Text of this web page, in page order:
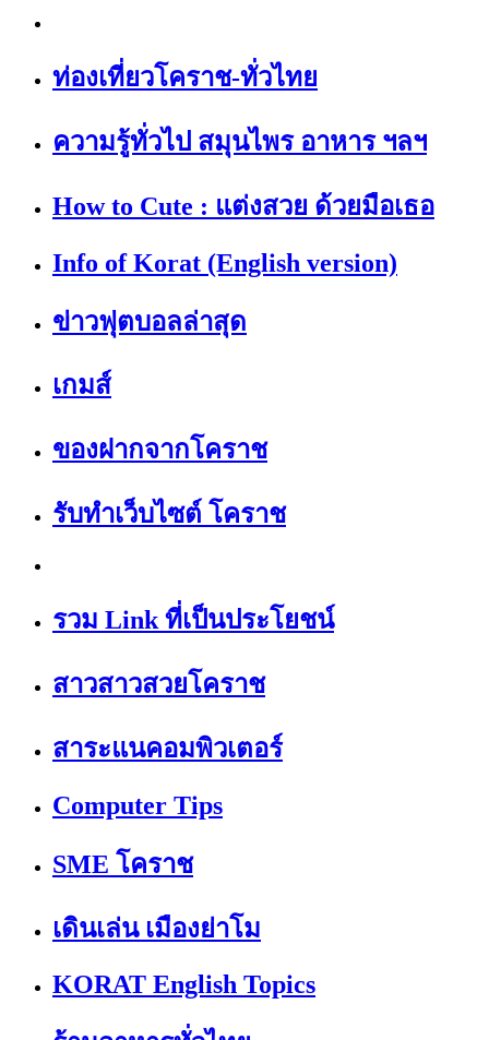
ท่องเที่ยวโคราช-ทั่วไทย
ความรู้ทั่วไป สมุนไพร อาหาร ฯลฯ
How to Cute : แต่งสวย ด้วยมือเธอ
Info of Korat (English version)
ข่าวฟุตบอลล่าสุด
เกมส์
ของฝากจากโคราช
รับทำเว็บไซต์ โคราช
รวม Link ที่เป็นประโยชน์
สาวสาวสวยโคราช
สาระแนคอมพิวเตอร์
Computer Tips
SME โคราช
เดินเล่น เมืองย่าโม
KORAT English Topics